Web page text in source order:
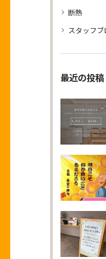
断熱
スタッフブ
最近の投稿